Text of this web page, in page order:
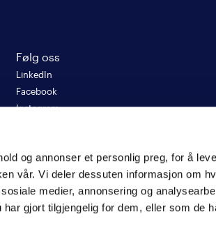
og annonser et personlig preg, for å
vår. Vi deler dessuten informasjon om
medier, annonsering og
gjort tilgjengelig for dem, eller som de
Følg oss
LinkedIn
Facebook
Instagram